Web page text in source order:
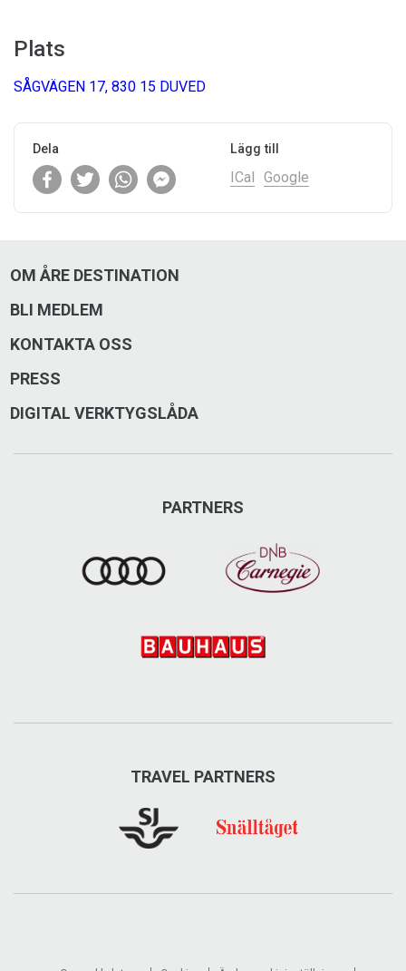
Plats
SÅGVÄGEN 17, 830 15 DUVED
Dela Lägg till
ICal Google
OM ÅRE DESTINATION
BLI MEDLEM
KONTAKTA OSS
PRESS
DIGITAL VERKTYGSLÅDA
PARTNERS
TRAVEL PARTNERS